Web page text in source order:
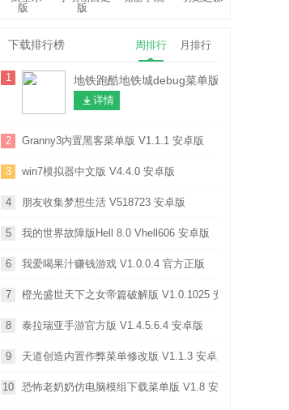
棋
下载排行榜 周排行 月排行
1 地铁跑酷地铁城debug菜单版本 V3.64.10
详情
2 Granny3内置黑客菜单版 V1.1.1 安卓版
3 win7模拟器中文版 V4.4.0 安卓版
4 朋友收集梦想生活 V518723 安卓版
5 我的世界故障版Hell 8.0 Vhell606 安卓版
6 我爱喝果汁赚钱游戏 V1.0.0.4 官方正版
7 橙光盛世天下之女帝篇破解版 V1.0.1025 安卓版
8 泰拉瑞亚手游官方版 V1.4.5.6.4 安卓版
9 天道创造内置作弊菜单修改版 V1.1.3 安卓版
10 恐怖老奶奶仿电脑模组下载菜单版 V1.8 安卓版